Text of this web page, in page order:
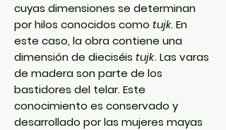
cuyas dimensiones se determinan
por hilos conocidos como tujk. En
este caso, la obra contiene una
dimensión de dieciséis tujk. Las varas
de madera son parte de los
bastidores del telar. Este
conocimiento es conservado y
desarrollado por las mujeres mayas